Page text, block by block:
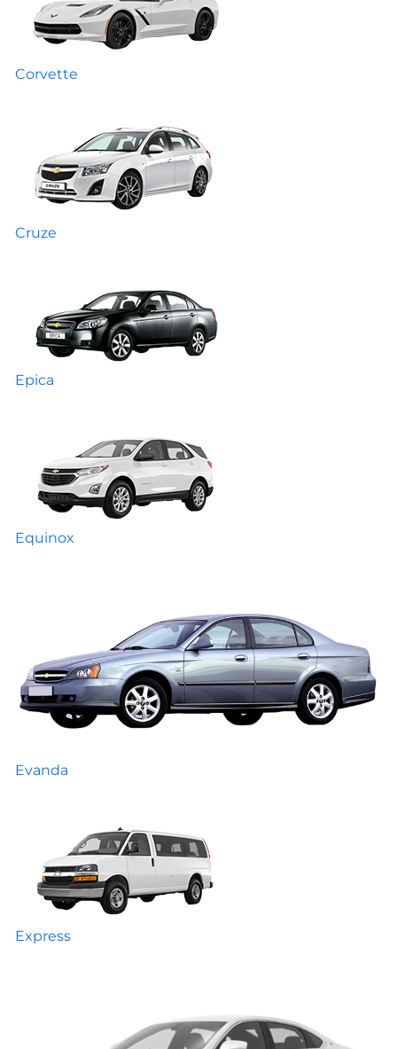
Corvette
Cruze
Epica
Equinox
Evanda
Express